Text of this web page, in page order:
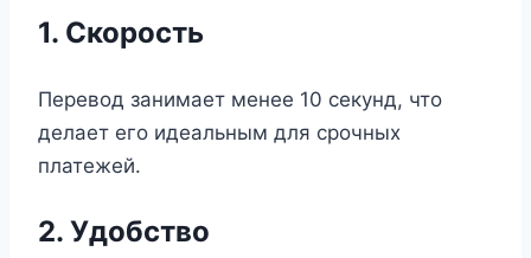
1. Скорость
Перевод занимает менее 10 секунд, что
делает его идеальным для срочных
платежей.
2. Удобство